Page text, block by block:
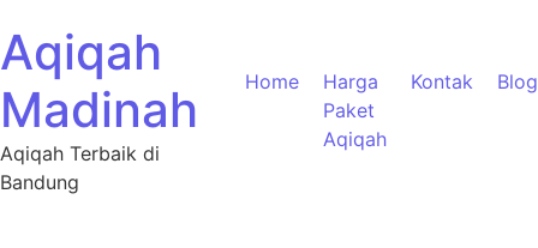
Aqiqah
Madinah
Aqiqah Terbaik di
Bandung
Home
Harga
Paket
Aqiqah
Kontak Blog